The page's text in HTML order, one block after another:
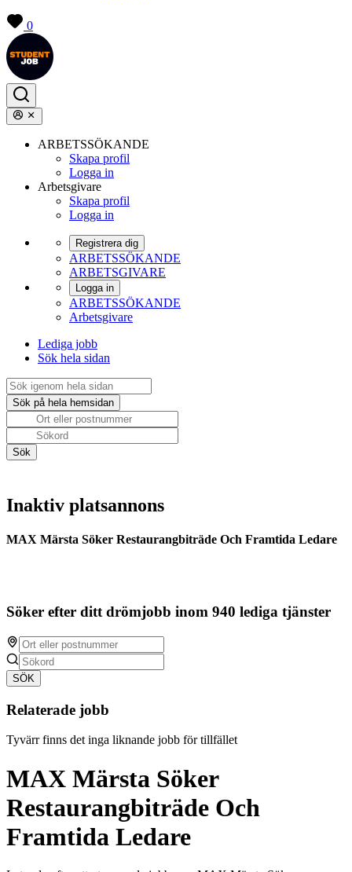
0
ARBETSSÖKANDE
Skapa profil
Logga in
Arbetsgivare
Skapa profil
Logga in
Registrera dig
ARBETSSÖKANDE
ARBETSGIVARE
Logga in
ARBETSSÖKANDE
Arbetsgivare
Lediga jobb
Sök hela sidan
Inaktiv platsannons
MAX Märsta Söker Restaurangbiträde Och Framtida Ledare
Söker efter ditt drömjobb inom 940 lediga tjänster
SÖK
Relaterade jobb
Tyvärr finns det inga liknande jobb för tillfället
MAX Märsta Söker
Restaurangbiträde Och
Framtida Ledare